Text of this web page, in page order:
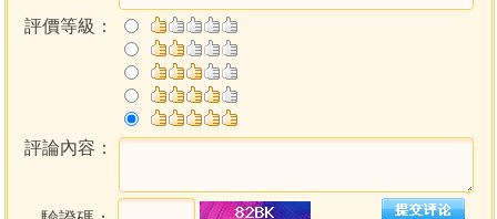
評價等級：
評論內容：